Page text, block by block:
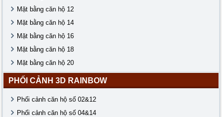
Mặt bằng căn hộ 12
Mặt bằng căn hộ 14
Mặt bằng căn hộ 16
Mặt bằng căn hộ 18
Mặt bằng căn hộ 20
PHỐI CẢNH 3D RAINBOW
Phối cảnh căn hộ số 02&12
Phối cảnh căn hộ số 04&14